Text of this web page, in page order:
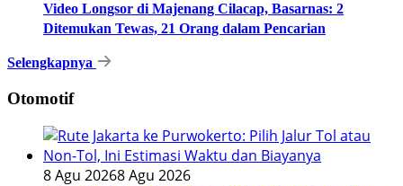
Video Longsor di Majenang Cilacap, Basarnas: 2
Ditemukan Tewas, 21 Orang dalam Pencarian
Selengkapnya
Otomotif
8 Agu 20268 Agu 2026